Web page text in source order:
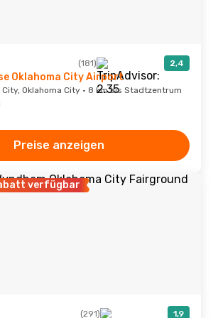
(181) 2,4
Oklahoma City Airport
Oklahoma City · 8 km bis Stadtzentrum
Preise anzeigen
verfügbar
(291) 1,9